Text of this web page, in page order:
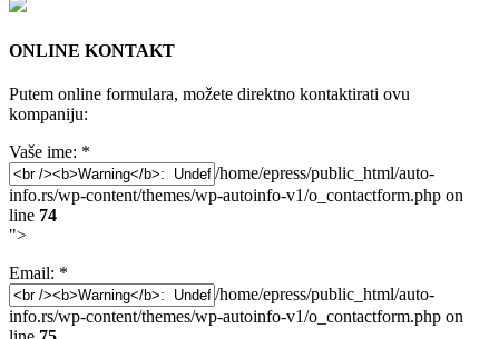
ONLINE KONTAKT
Putem online formulara, možete direktno kontaktirati ovu
kompaniju:
Vaše ime: *
/home/epress/public_html/auto-
info.rs/wp-content/themes/wp-autoinfo-v1/o_contactform.php on
line 74
">
Email: *
/home/epress/public_html/auto-
info.rs/wp-content/themes/wp-autoinfo-v1/o_contactform.php on